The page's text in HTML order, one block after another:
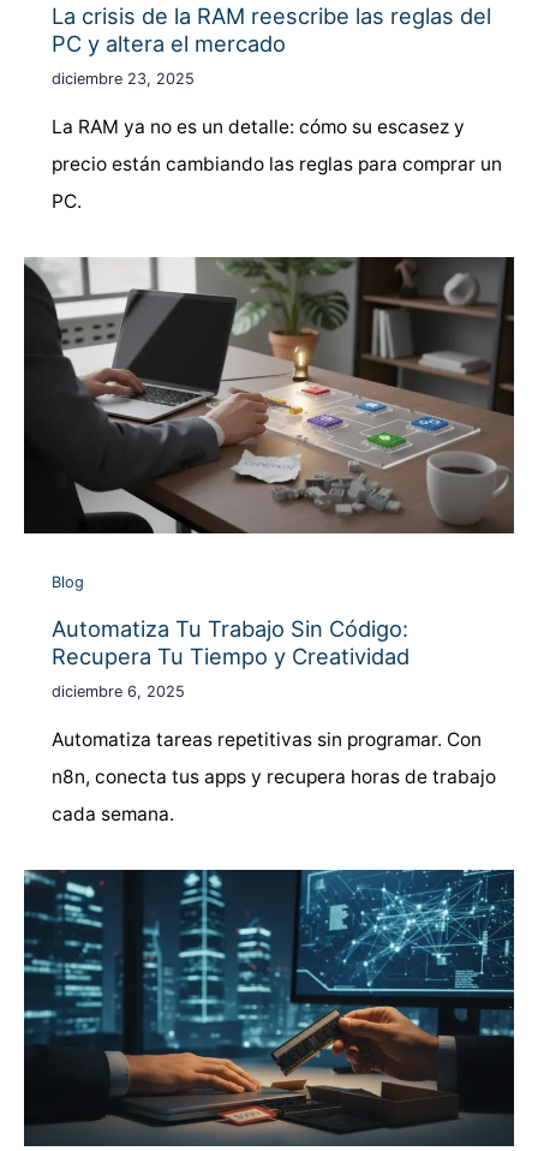
La crisis de la RAM reescribe las reglas del
PC y altera el mercado
diciembre 23, 2025
La RAM ya no es un detalle: cómo su escasez y
precio están cambiando las reglas para comprar un
PC.
Blog
Automatiza Tu Trabajo Sin Código:
Recupera Tu Tiempo y Creatividad
diciembre 6, 2025
Automatiza tareas repetitivas sin programar. Con
n8n, conecta tus apps y recupera horas de trabajo
cada semana.